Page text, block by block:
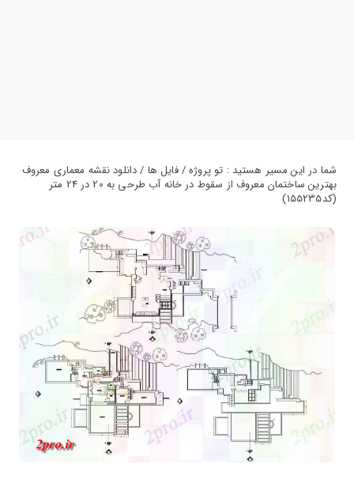
شما در این مسیر هستید : تو پروژه / فایل ها / دانلود نقشه معماری معروف
بهترین ساختمان معروف از سقوط در خانه آب طرحی به 20 در 24 متر
(کد155235)